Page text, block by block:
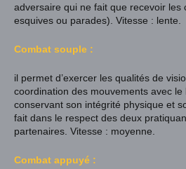
adversaire qui ne fait que recevoir les
esquives ou parades). Vitesse : lente.
Combat souple :
il permet d’exercer les qualités de
coordination des mouvements avec le
conservant son intégrité physique et
fait dans le respect des deux
partenaires. Vitesse : moyenne.
Combat appuyé :